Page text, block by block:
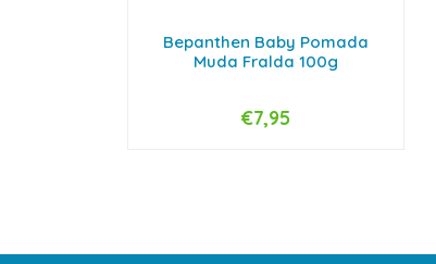
Bepanthen Baby Pomada
Muda Fralda 100g
+
€7,95